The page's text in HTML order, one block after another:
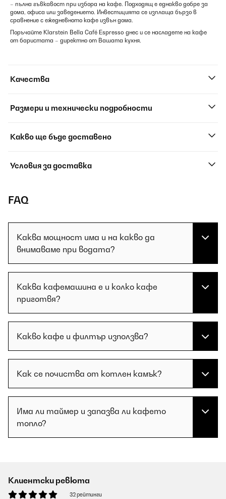
– пълна гъвкавост при избора на кафе. Подходящ е еднакво добре за
дома, офиса или заведението. Инвестицията се изплаща бързо в
сравнение с ежедневното кафе извън дома.
Поръчайте Klarstein Bella Café Espresso днес и се насладете на кафе
от баристата – директно от Вашата кухня.
Качества
Размери и технически подробности
Какво ще бъде доставено
Условия за доставка
FAQ
Каква мощност има и на какво да
внимаваме при водата?
Каква кафемашина е и колко кафе
приготвя?
Какво кафе и филтър използва?
Как се почиства от котлен камък?
Има ли таймер и запазва ли кафето
топло?
Клиентски ревюта
32 рейтинги